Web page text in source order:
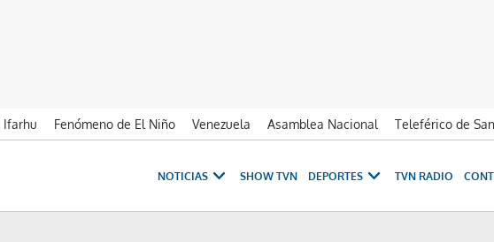
Ifarhu Fenómeno de El Niño Venezuela Asamblea Nacional
Teleférico de
NOTICIAS SHOW TVN DEPORTES TVN RADIO